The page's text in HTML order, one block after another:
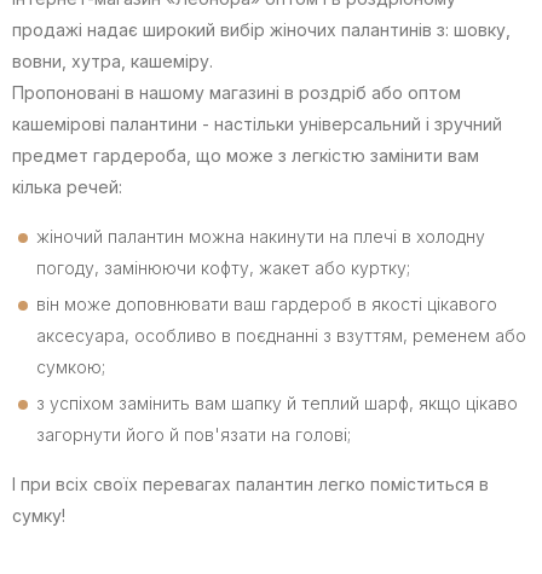
продажі надає широкий вибір жіночих палантинів з: шовку,
вовни, хутра, кашеміру.
Пропоновані в нашому магазині в роздріб або оптом
кашемірові палантини - настільки універсальний і зручний
предмет гардероба, що може з легкістю замінити вам
кілька речей:
жіночий палантин можна накинути на плечі в холодну
погоду, замінюючи кофту, жакет або куртку;
він може доповнювати ваш гардероб в якості цікавого
аксесуара, особливо в поєднанні з взуттям, ременем або
сумкою;
з успіхом замінить вам шапку й теплий шарф, якщо цікаво
загорнути його й пов'язати на голові;
І при всіх своїх перевагах палантин легко поміститься в
сумку!